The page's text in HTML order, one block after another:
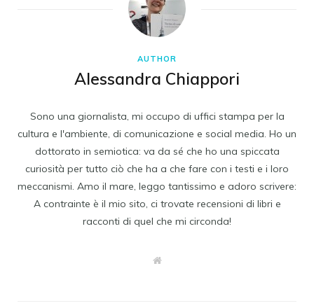
AUTHOR
Alessandra Chiappori
Sono una giornalista, mi occupo di uffici stampa per la
cultura e l'ambiente, di comunicazione e social media. Ho un
dottorato in semiotica: va da sé che ho una spiccata
curiosità per tutto ciò che ha a che fare con i testi e i loro
meccanismi. Amo il mare, leggo tantissimo e adoro scrivere:
A contrainte è il mio sito, ci trovate recensioni di libri e
racconti di quel che mi circonda!
W